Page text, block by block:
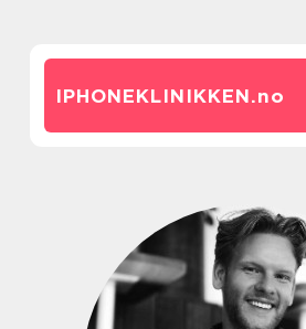
IPHONEKLINIKKEN.no